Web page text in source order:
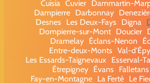
Cuisia Cuvier Dammartin-
Dampierre Darbonnay
Desnes
Les Deux-Fays Digna
Dompierre-sur-Mont
Doucier
Dramelay Éclans-Nenon
Entre-deux-Monts Val-d'Épy
Les Essards-Taignevaux
Esserval-
Étrepigney Évans Falletans
Fay-en-Montagne
La Ferté Le